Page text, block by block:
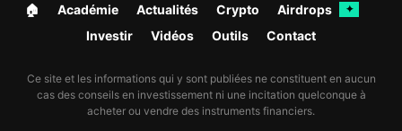
🏠︎ Académie Actualités Crypto Airdrops ✦
Investir Vidéos Outils Contact
Ce site et les informations qui y sont publiées ne constituent en aucun
cas des conseils en investissement ni une incitation quelconque à
acheter ou vendre des instruments financiers.